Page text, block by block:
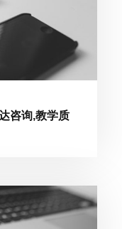
咨询,教学质